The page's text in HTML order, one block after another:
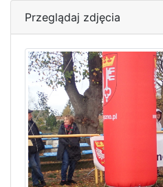
Przeglądaj zdjęcia